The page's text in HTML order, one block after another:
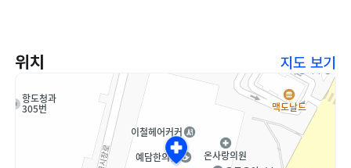
위치 지도 보기